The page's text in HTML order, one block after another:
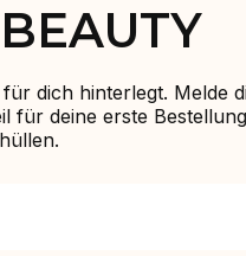
dich hinterlegt. Melde
für deine erste